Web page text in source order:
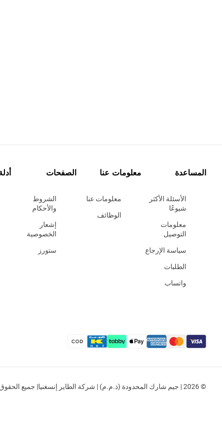
المساعدة
الأسئلة الأكثر
شيوعًا
معلومات
التوصيل
سياسة الإرجاع
الطلبات
واتساب
معلومات عنا
معلومات عنا
الوظائف
الصفحات
الشروط
والأحكام
إشعار
الخصوصية
ستورز
© 2026 | جيم شارك المحدودة (ذ.م.م) | شركة الطاير إنسغنيا| جميع الحقوق محفوظة